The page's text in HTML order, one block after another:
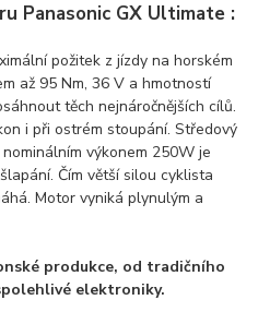
Panasonic GX Ultimate :
požitek z jízdy na horském
až 95 Nm, 36 V a hmotností
těch nejnáročnějších cílů.
i při ostrém stoupání. Středový
výkonem 250W je
Čím větší silou cyklista
Motor vyniká plynulým a
produkce, od tradičního
elektroniky.